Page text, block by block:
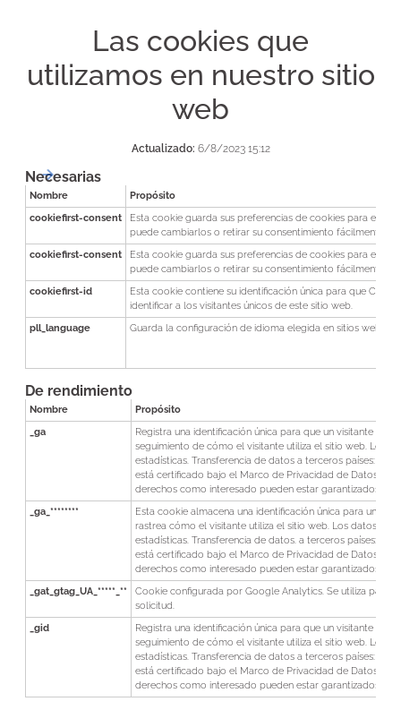
Las cookies que
utilizamos en nuestro sitio
web
Actualizado: 6/8/2023 15:12
Necesarias
Nombre
Propósito
cookiefirst-consent
Esta cookie guarda sus preferencias de cookies para este
puede cambiarlos o retirar su consentimiento fácilmente.
cookiefirst-consent
Esta cookie guarda sus preferencias de cookies para este
puede cambiarlos o retirar su consentimiento fácilmente.
cookiefirst-id
Esta cookie contiene su identificación única para que
identificar a los visitantes únicos de este sitio web.
pll_language
Guarda la configuración de idioma elegida en sitios web
De rendimiento
Nombre
Propósito
_ga
Registra una identificación única para que un visitante del
seguimiento de cómo el visitante utiliza el sitio web. Los
estadísticas. Transferencia de datos a terceros países:
está certificado bajo el Marco de Privacidad de Datos, lo
derechos como interesado pueden estar garantizados.
_ga_********
Esta cookie almacena una identificación única para un
rastrea cómo el visitante utiliza el sitio web. Los datos se
estadísticas. Transferencia de datos. a terceros países:
está certificado bajo el Marco de Privacidad de Datos, lo
derechos como interesado pueden estar garantizados.
_gat_gtag_UA_*****_**
Cookie configurada por Google Analytics. Se utiliza para
solicitud.
_gid
Registra una identificación única para que un visitante del
seguimiento de cómo el visitante utiliza el sitio web. Los
estadísticas. Transferencia de datos a terceros países:
está certificado bajo el Marco de Privacidad de Datos, lo
derechos como interesado pueden estar garantizados.